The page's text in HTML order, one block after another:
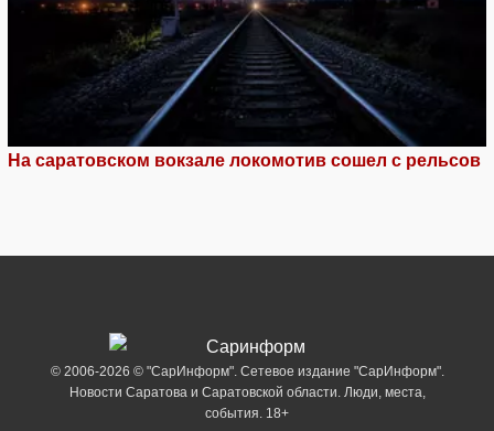
На саратовском вокзале локомотив сошел с рельсов
© 2006-2026 © "СарИнформ". Сетевое издание "СарИнформ".
Новости Саратова и Саратовской области. Люди, места,
события. 18+